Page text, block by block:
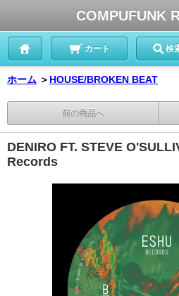
COMPUFUNK
カート 検
ホーム ＞ HOUSE/BROKEN BEAT
前の商品へ
DENIRO FT. STEVE
Records